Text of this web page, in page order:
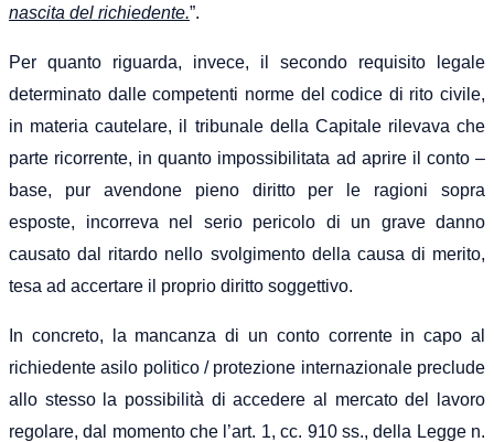
nascita del richiedente.”.
Per quanto riguarda, invece, il secondo requisito legale
determinato dalle competenti norme del codice di rito civile,
in materia cautelare, il tribunale della Capitale rilevava che
parte ricorrente, in quanto impossibilitata ad aprire il conto –
base, pur avendone pieno diritto per le ragioni sopra
esposte, incorreva nel serio pericolo di un grave danno
causato dal ritardo nello svolgimento della causa di merito,
tesa ad accertare il proprio diritto soggettivo.
In concreto, la mancanza di un conto corrente in capo al
richiedente asilo politico / protezione internazionale preclude
allo stesso la possibilità di accedere al mercato del lavoro
regolare, dal momento che l’art. 1, cc. 910 ss., della Legge n.